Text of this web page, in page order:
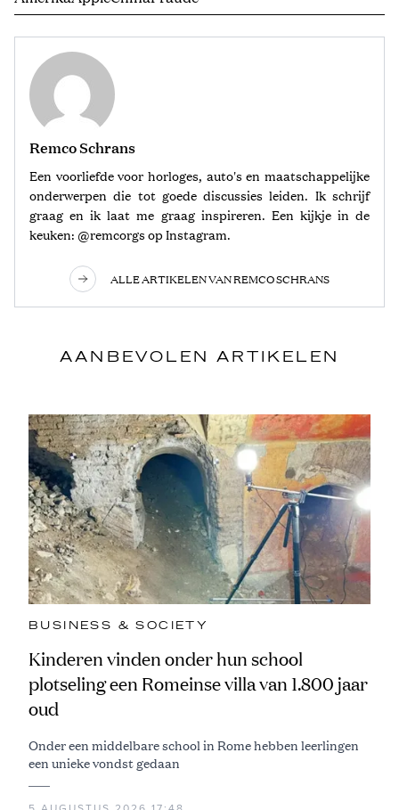
Remco Schrans
Een voorliefde voor horloges, auto's en maatschappelijke
onderwerpen die tot goede discussies leiden. Ik schrijf
graag en ik laat me graag inspireren. Een kijkje in de
keuken: @remcorgs op Instagram.
ALLE ARTIKELEN VAN REMCO SCHRANS
AANBEVOLEN ARTIKELEN
BUSINESS & SOCIETY
Kinderen vinden onder hun school
plotseling een Romeinse villa van 1.800 jaar
oud
Onder een middelbare school in Rome hebben leerlingen
een unieke vondst gedaan